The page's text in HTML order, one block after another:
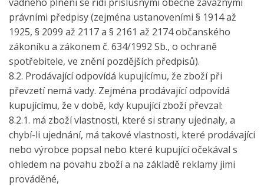
právními předpisy (zejména ustanoveními § 1914 až
1925, § 2099 až 2117 a § 2161 až 2174 občanského
zákoníku a zákonem č. 634/1992 Sb., o ochraně
spotřebitele, ve znění pozdějších předpisů).
8.2. Prodávající odpovídá kupujícímu, že zboží při
převzetí nemá vady. Zejména prodávající odpovídá
kupujícímu, že v době, kdy kupující zboží převzal:
8.2.1. má zboží vlastnosti, které si strany ujednaly, a
chybí-li ujednání, má takové vlastnosti, které prodávající
nebo výrobce popsal nebo které kupující očekával s
ohledem na povahu zboží a na základě reklamy jimi
prováděné,